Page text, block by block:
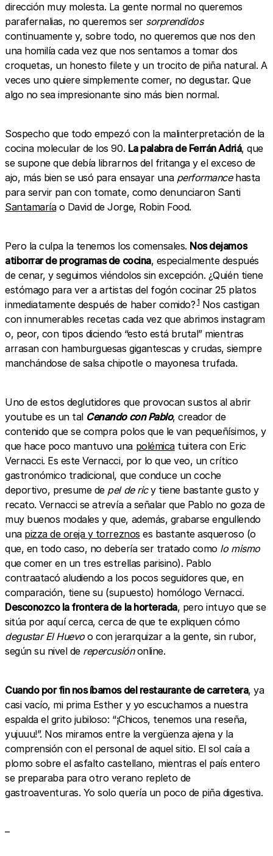
dirección muy molesta. La gente normal no queremos
parafernalias, no queremos ser sorprendidos
continuamente y, sobre todo, no queremos que nos den
una homilía cada vez que nos sentamos a tomar dos
croquetas, un honesto filete y un trocito de piña natural. A
veces uno quiere simplemente comer, no degustar. Que
algo no sea impresionante sino más bien normal.
Sospecho que todo empezó con la malinterpretación de la
cocina molecular de los 90. La palabra de Ferrán Adriá, que
se supone que debía librarnos del fritanga y el exceso de
ajo, más bien se usó para ensayar una performancehasta
para servir pan con tomate, como denunciaron Santi
Santamaríao David de Jorge, Robin Food.
Pero la culpa la tenemos los comensales. Nos dejamos
atiborrar de programas de cocina, especialmente después
de cenar, y seguimos viéndolos sin excepción. ¿Quién tiene
estómago para ver a artistas del fogón cocinar 25 platos
inmediatamente después de haber comido? 1Nos castigan
con innumerables recetas cada vez que abrimos instagram
o, peor, con tipos diciendo “esto está brutal” mientras
arrasan con hamburguesas gigantescas y crudas, siempre
manchándose de salsa chipotle o mayonesa trufada.
Uno de estos deglutidores que provocan sustos al abrir
youtube es un tal Cenando con Pablo, creador de
contenido que se compra polos que le van pequeñísimos, y
que hace poco mantuvo una polémicatuitera con Eric
Vernacci. Es este Vernacci, por lo que veo, un crítico
gastronómico tradicional, que conduce un coche
deportivo, presume de pel de ricy tiene bastante gusto y
recato. Vernacci se atrevía a señalar que Pablo no goza de
muy buenos modales y que, además, grabarse engullendo
una pizza de oreja y torreznos es bastante asqueroso (o
que, en todo caso, no debería ser tratado como lo mismo
que comer en un tres estrellas parisino). Pablo
contraatacó aludiendo a los pocos seguidores que, en
comparación, tiene su (supuesto) homólogo Vernacci.
Desconozco la frontera de la horterada, pero intuyo que se
sitúa por aquí cerca, cerca de que te expliquen cómo
degustar El Huevoo con jerarquizar a la gente, sin rubor,
según su nivel de repercusiónonline.
Cuando por fin nos íbamos del restaurante de carretera, ya
casi vacío, mi prima Esther y yo escuchamos a nuestra
espalda el grito jubiloso: “¡Chicos, tenemos una reseña,
yujuuu!”. Nos miramos entre la vergüenza ajena y la
comprensión con el personal de aquel sitio. El sol caía a
plomo sobre el asfalto castellano, mientras el país entero
se preparaba para otro verano repleto de
gastroaventuras. Yo solo quería un poco de piña digestiva.
–